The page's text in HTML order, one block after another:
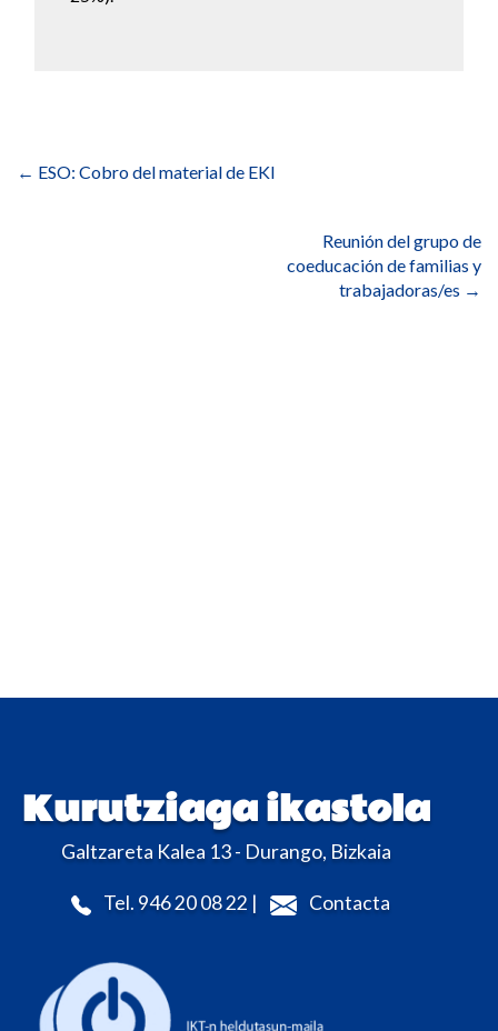
de
← ESO: Cobro del material de EKI
Reunión del grupo de
coeducación de familias y
trabajadoras/es →
Kurutziaga ikastola
Galtzareta Kalea 13 - Durango, Bizkaia
Tel. 946 20 08 22 | Contacta